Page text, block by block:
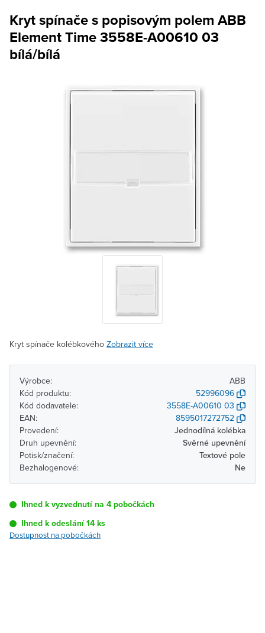
Kryt spínače s popisovým polem ABB
Element Time 3558E-A00610 03
bílá/bílá
Kryt spínače kolébkového Zobrazit více
Výrobce:
ABB
Kód produktu:
52996096
Kód dodavatele:
3558E-A00610 03
EAN:
8595017272752
Provedení:
Jednodílná kolébka
Druh upevnění:
Svěrné upevnění
Potisk/značení:
Textové pole
Bezhalogenové:
Ne
Ihned k vyzvednutí na 4 pobočkách
Ihned k odeslání 14 ks
Dostupnost na pobočkách